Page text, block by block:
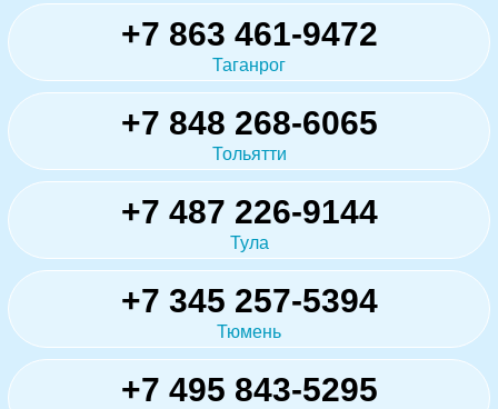
+7 863 461-9472
Таганрог
+7 848 268-6065
Тольятти
+7 487 226-9144
Тула
+7 345 257-5394
Тюмень
+7 495 843-5295